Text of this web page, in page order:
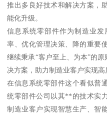
推出多良好技术和解决方案，
能化升级。
信息系统零部件作为制造业
率、优化管理决策、降的重要
继续秉承“客户至上、为本”的
决方案，助力制造业客户实现高
在信息系统零部件这个看似普
统零部件公司以其**的技术实
制造业客户实现智慧生产、智